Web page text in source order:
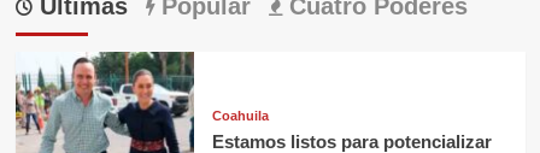
Últimas Popular Cuatro Poderes
Coahuila
Estamos listos para potencializar